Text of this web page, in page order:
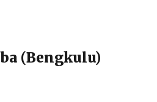
(Bengkulu)